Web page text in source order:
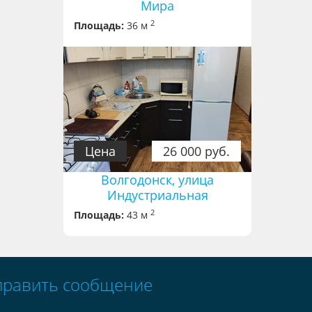
Мира
Площадь: 36 м 2
26 000 руб.
Цена
Волгодонск, улица
Индустриальная
Площадь: 43 м 2
сообщение